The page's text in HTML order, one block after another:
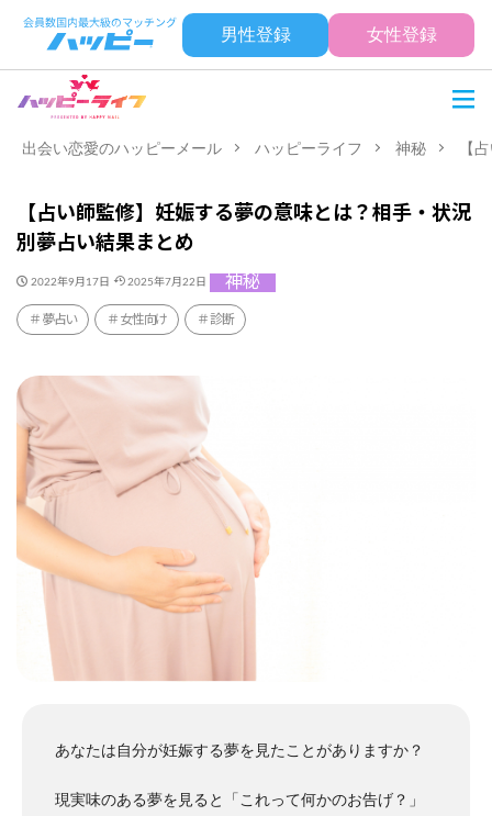
男性登録 女性登録
出会い恋愛のハッピーメール ハッピーライフ 神秘 【
【占い師監修】妊娠する夢の意味とは？相手・状況
別夢占い結果まとめ
2022年9月17日 2025年7月22日 神秘
夢占い 女性向け 診断
あなたは自分が妊娠する夢を見たことがありますか？
現実味のある夢を見ると「これって何かのお告げ？」